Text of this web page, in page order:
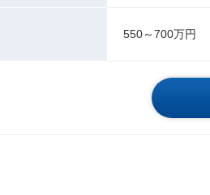
550～700万円